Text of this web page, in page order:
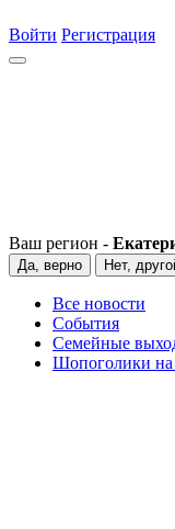
Войти Регистрация
Ваш регион -
Да, верно Нет,
Все новости
События
Семейные
Шопоголики на